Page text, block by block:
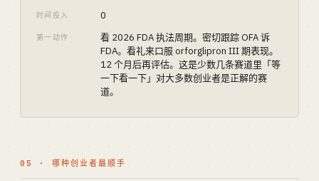
时间投入 0
第一动作
看 2026 FDA 执法周期。密切跟踪 OFA 诉
FDA。看礼来口服 orforglipron III 期表现。
12 个月后再评估。这是少数几条赛道里「等
一下看一下」对大多数创业者是正解的赛
道。
05 · 哪种创业者最顺手